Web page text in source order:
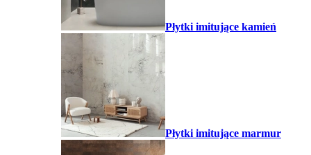
Płytki imitujące kamień
Płytki imitujące marmur